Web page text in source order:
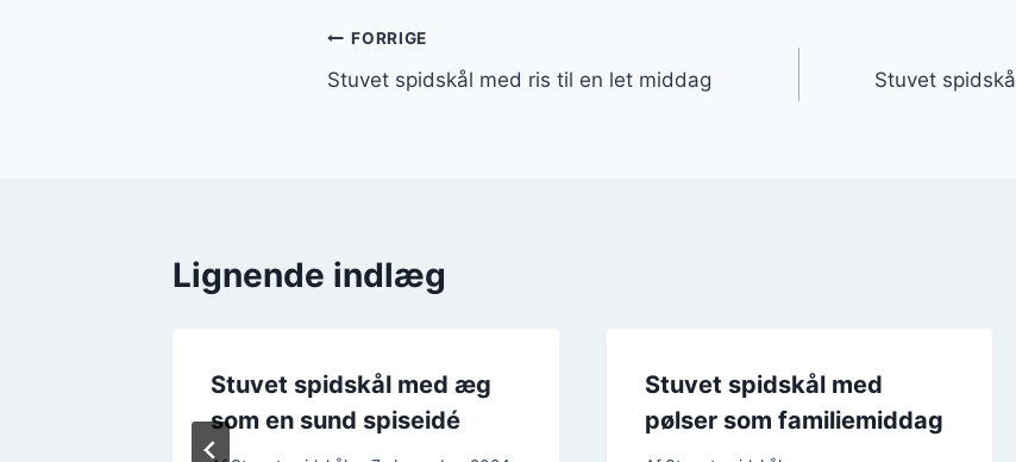
Indlægsnavigation
FORRIGE
Stuvet spidskål med ris til en let middag
Stuvet
Lignende indlæg
Stuvet spidskål med æg
som en sund spiseidé
Stuvet spidskål med
pølser som familiemiddag